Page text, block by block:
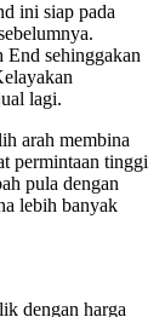
ini siap pada
sehinggakan
lagi.
arah membina
permintaan tinggi
pula dengan
lebih banyak
deng­an harga